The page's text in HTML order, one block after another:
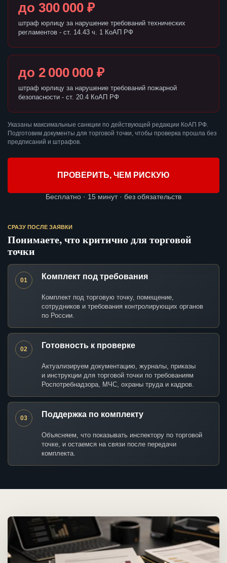
до 300 000 ₽
штраф юрлицу за нарушение требований технических
регламентов - ст. 14.43 ч. 1 КоАП РФ
до 2 000 000 ₽
штраф юрлицу за нарушение требований пожарной
безопасности - ст. 20.4 КоАП РФ
Указаны максимальные санкции по действующей редакции КоАП РФ.
Подготовим документы для торговой точки, чтобы проверка прошла без
предписаний и штрафов.
ПРОВЕРИТЬ, ЧЕМ РИСКУЮ
Бесплатно · 15 минут · без обязательств
СРАЗУ ПОСЛЕ ЗАЯВКИ
Понимаете, что критично для торговой
точки
01 Комплект под требования
Комплект под торговую точку, помещение,
сотрудников и требования контролирующих органов
по России.
02 Готовность к проверке
Актуализируем документацию, журналы, приказы
и инструкции для торговой точки по требованиям
Роспотребнадзора, МЧС, охраны труда и кадров.
03 Поддержка по комплекту
Объясняем, что показывать инспектору по торговой
точке, и остаемся на связи после передачи
комплекта.